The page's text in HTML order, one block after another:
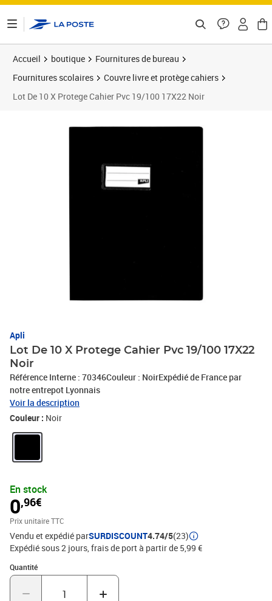
Accueil boutique
Fournitures de bureau
Fournitures scolaires
Couvre livre et protège cahiers
Lot De 10 X Protege Cahier Pvc 19/100 17X22 Noir
Apli
Lot De 10 X Protege Cahier Pvc 19/100 17X22
Noir
Référence Interne : 70346Couleur : NoirExpédié de France par
notre entrepot Lyonnais
Voir la description
Couleur : Noir
En stock
0,96€
Prix unitaire TTC
Vendu et expédié parSURDISCOUNT4.74/5(23)
Expédié sous 2 jours, frais de port à partir de 5,99 €
Quantité
Quantité : 1